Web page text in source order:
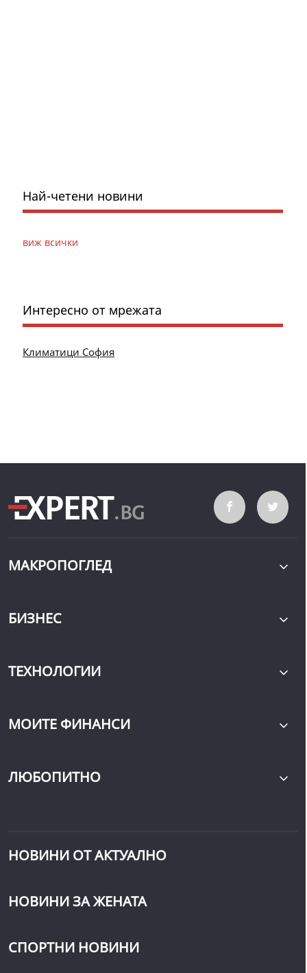
Най-четени новини
виж всички
Интересно от мрежата
Климатици София
МАКРОПОГЛЕД
БИЗНЕС
ТЕХНОЛОГИИ
МОИТЕ ФИНАНСИ
ЛЮБОПИТНО
НОВИНИ ОТ АКТУАЛНО
НОВИНИ ЗА ЖЕНАТА
СПОРТНИ НОВИНИ